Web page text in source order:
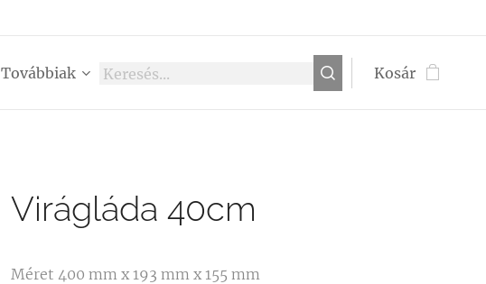
Továbbiak Kosár
Virágláda 40cm
Méret 400 mm x 193 mm x 155 mm